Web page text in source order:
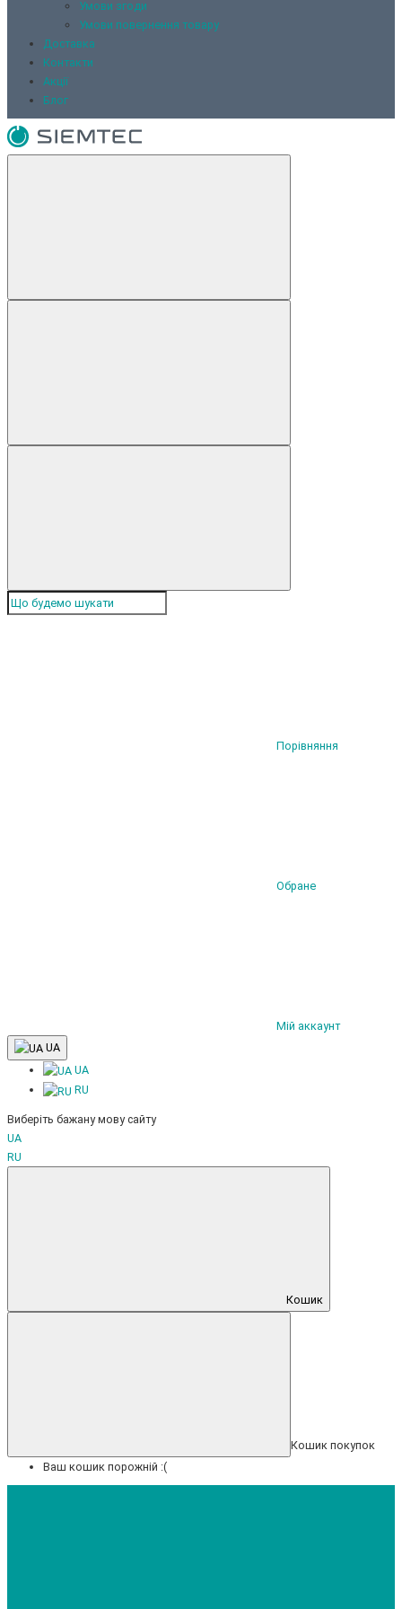
Умови згоди
Умови повернення товару
Доставка
Контакти
Акції
Блог
Порівняння
Обране
Мій аккаунт
UA
UA
RU
Виберіть бажану мову сайту
UA
RU
Кошик
Кошик покупок
Ваш кошик порожній :(